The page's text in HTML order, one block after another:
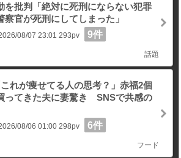
を批判「絶対に死刑にならない犯罪
察官が死刑にしてしまった」
08/07 23:01 293pv 9件
話題
れが痩せてる人の思考？」赤福2個
ってきた夫に妻驚き SNSで共感の
08/06 01:00 298pv 6件
フード